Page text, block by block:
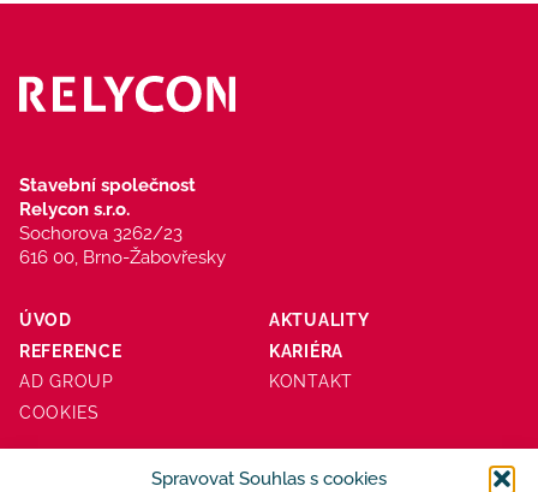
Spravovat Souhlas s cookies
Stavební společnost
Relycon s.r.o.
Sochorova 3262/23
616 00, Brno-Žabovřesky
ÚVOD
AKTUALITY
REFERENCE
KARIÉRA
AD GROUP
KONTAKT
COOKIES